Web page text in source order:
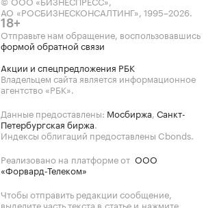
АО «РОСБИЗНЕСКОНСАЛТИНГ», 1995–2026.
18+
Отправьте нам обращение, воспользовавшись
формой обратной связи
Акции и спецпредложения РБК
Владельцем сайта является информационное
агентство «РБК».
Данные предоставлены: Мосбиржа, Санкт-
Петербургская биржа.
Индексы облигаций предоставлены Cbonds.
Реализовано на платформе от ООО
«Форвард-Телеком»
Чтобы отправить редакции сообщение,
выделите часть текста в статье и нажмите